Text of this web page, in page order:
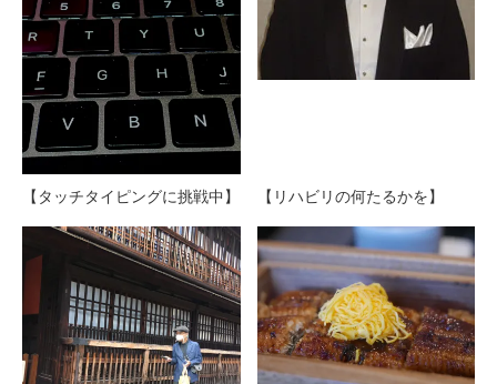
【タッチタイピングに挑戦中】 【リハビリの何たるかを】